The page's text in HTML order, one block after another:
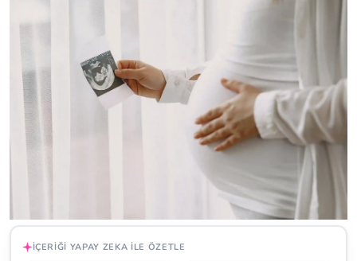
İÇERIĞI YAPAY ZEKA ILE ÖZETLE